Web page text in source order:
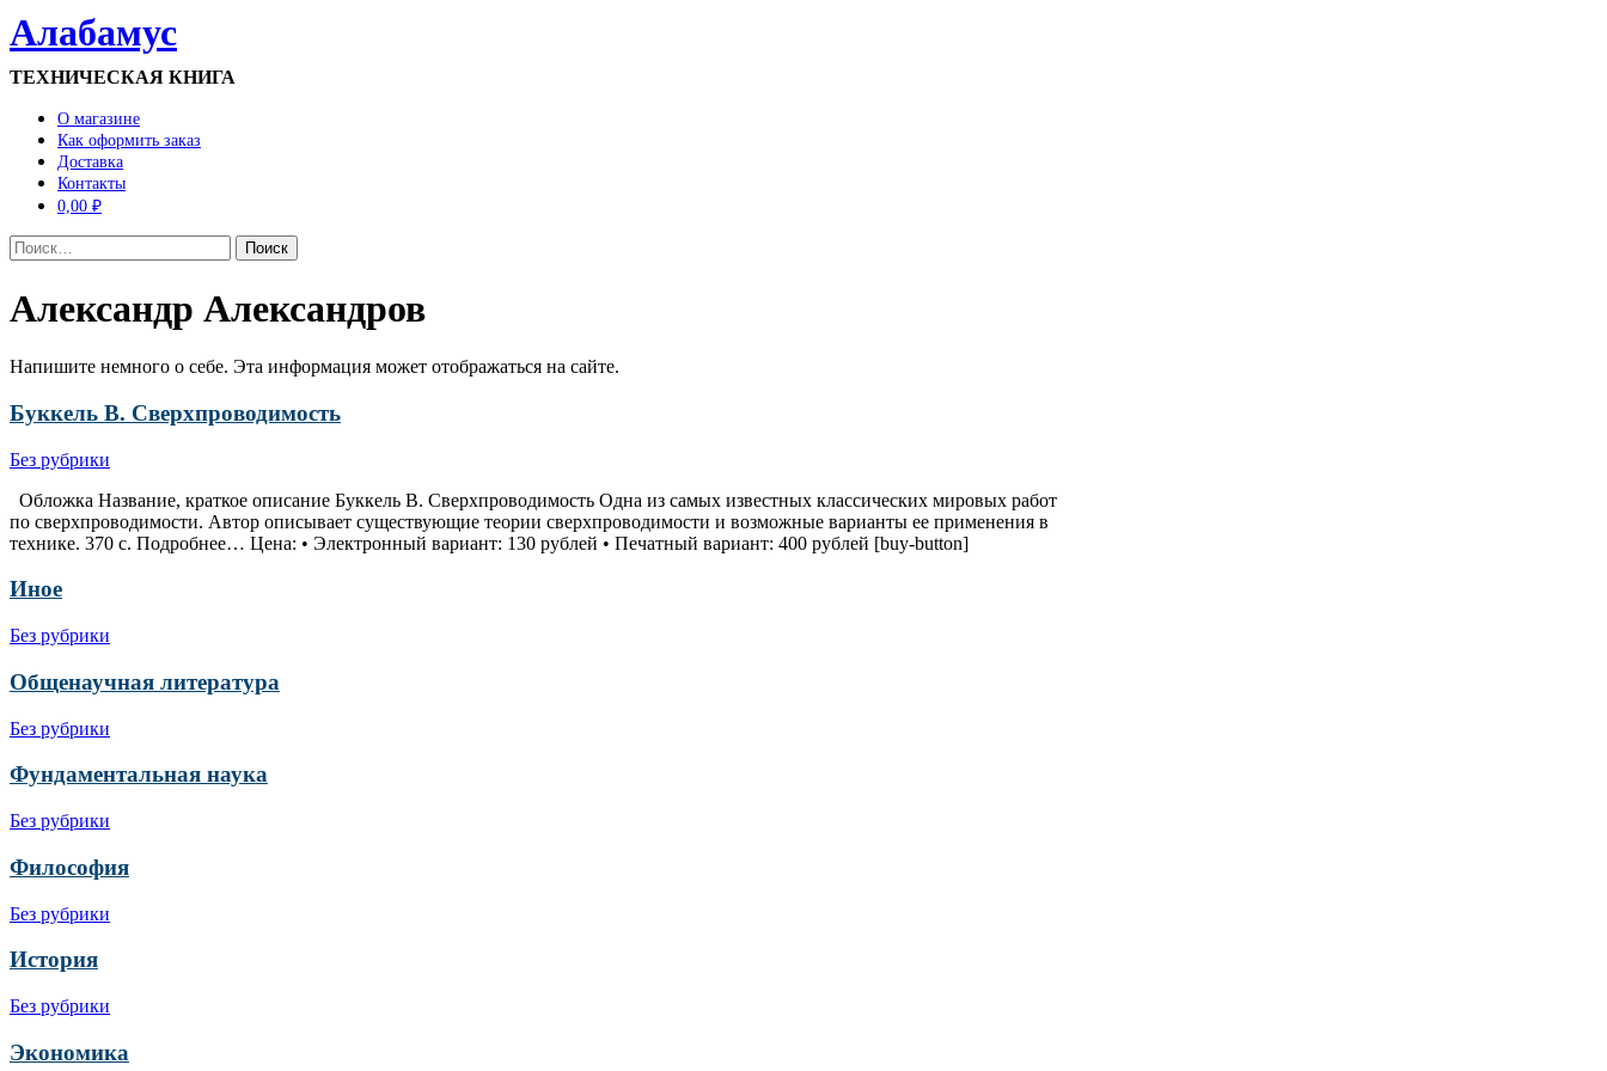
Алабамус
ТЕХНИЧЕСКАЯ КНИГА
О магазине
Как оформить заказ
Доставка
Контакты
0,00 ₽
Найти:
Александр Александров
Напишите немного о себе. Эта информация может отображаться на сайте.
Буккель В. Сверхпроводимость
Без рубрики
Обложка Название, краткое описание Буккель В. Сверхпроводимость Одна из самых известных классических мировых работ
по сверхпроводимости. Автор описывает существующие теории сверхпроводимости и возможные варианты ее применения в
технике. 370 с. Подробнее… Цена: • Электронный вариант: 130 рублей • Печатный вариант: 400 рублей [buy-button]
Иное
Без рубрики
Общенаучная литература
Без рубрики
Фундаментальная наука
Без рубрики
Философия
Без рубрики
История
Без рубрики
Экономика